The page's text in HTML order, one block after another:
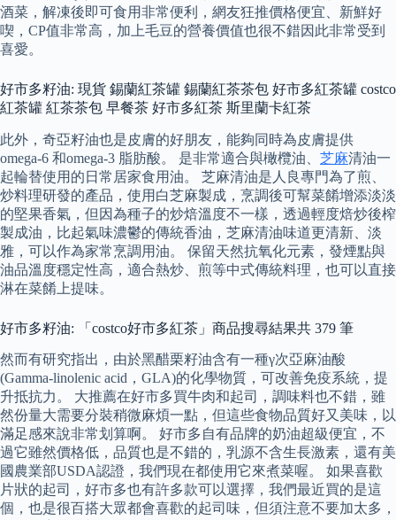
酒菜，解凍後即可食用非常便利，網友狂推價格便宜、新鮮好
喫，CP值非常高，加上毛豆的營養價值也很不錯因此非常受到
喜愛。
好市多籽油: 現貨 錫蘭紅茶罐 錫蘭紅茶茶包 好市多紅茶罐 costco
紅茶罐 紅茶茶包 早餐茶 好市多紅茶 斯里蘭卡紅茶
此外，奇亞籽油也是皮膚的好朋友，能夠同時為皮膚提供
omega-6 和omega-3 脂肪酸。 是非常適合與橄欖油、 芝麻清油一
起輪替使用的日常居家食用油。 芝麻清油是人良專門為了煎、
炒料理研發的產品，使用白芝麻製成，烹調後可幫菜餚增添淡淡
的堅果香氣，但因為種子的炒焙溫度不一樣，透過輕度焙炒後榨
製成油，比起氣味濃鬱的傳統香油，芝麻清油味道更清新、淡
雅，可以作為家常烹調用油。 保留天然抗氧化元素，發煙點與
油品溫度穩定性高，適合熱炒、煎等中式傳統料理，也可以直接
淋在菜餚上提味。
好市多籽油: 「costco好市多紅茶」商品搜尋結果共 379 筆
然而有研究指出，由於黑醋栗籽油含有一種γ次亞麻油酸
(Gamma-linolenic acid，GLA)的化學物質，可改善免疫系統，提
升抵抗力。 大推薦在好市多買牛肉和起司，調味料也不錯，雖
然份量大需要分裝稍微麻煩一點，但這些食物品質好又美味，以
滿足感來說非常划算啊。 好市多自有品牌的奶油超級便宜，不
過它雖然價格低，品質也是不錯的，乳源不含生長激素，還有美
國農業部USDA認證，我們現在都使用它來煮菜喔。 如果喜歡
片狀的起司，好市多也有許多款可以選擇，我們最近買的是這
個，也是很百搭大眾都會喜歡的起司味，但須注意不要加太多，